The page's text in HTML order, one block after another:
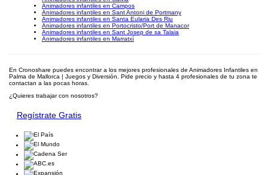
Animadores infantiles en Campos
Animadores infantiles en Sant Antoni de Portmany
Animadores infantiles en Santa Eularia Des Riu
Animadores infantiles en Portocristo/Port de Manacor
Animadores infantiles en Sant Josep de sa Talaia
Animadores infantiles en Marratxí
En Cronoshare puedes encontrar a los mejores profesionales de Animadores Infantiles en
Palma de Mallorca | Juegos y Diversión. Pide precio y hasta 4 profesionales de tu zona te
contactan a las pocas horas.
¿Quieres trabajar con nosotros?
Regístrate Gratis